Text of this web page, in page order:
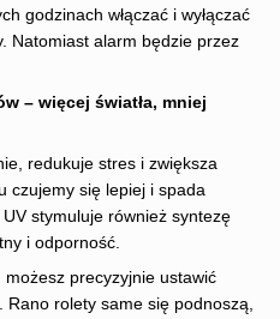
godzinach włączać i wyłączać
Natomiast alarm będzie przez
– więcej światła, mniej
redukuje stres i zwiększa
czujemy się lepiej i spada
stymuluje również syntezę
i odporność.
możesz precyzyjnie ustawić
Rano rolety same się podnoszą,